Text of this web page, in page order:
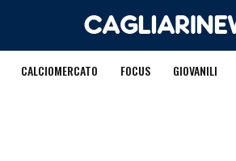
CALCIOMERCATO FOCUS GIOVANILI